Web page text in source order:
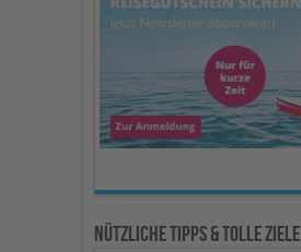
Nützliche Tipps & Tolle Ziele